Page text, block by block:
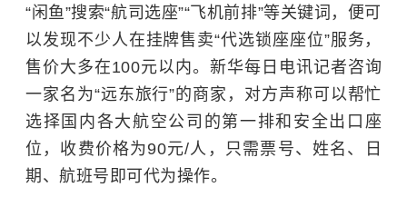
“闲鱼”搜索“航司选座”“飞机前排”等关键词，便可
以发现不少人在挂牌售卖“代选锁座座位”服务，
售价大多在100元以内。新华每日电讯记者咨询
一家名为“远东旅行”的商家，对方声称可以帮忙
选择国内各大航空公司的第一排和安全出口座
位，收费价格为90元/人，只需票号、姓名、日
期、航班号即可代为操作。